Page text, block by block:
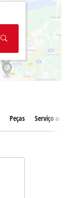
Peças Serviço ao